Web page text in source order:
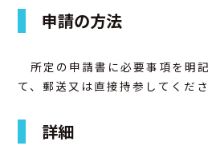
申請の方法
所定の申請書に必要事項を明
て、郵送又は直接持参してくださ
詳細